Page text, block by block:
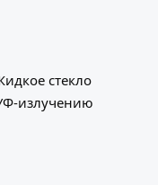
стекло
излучению